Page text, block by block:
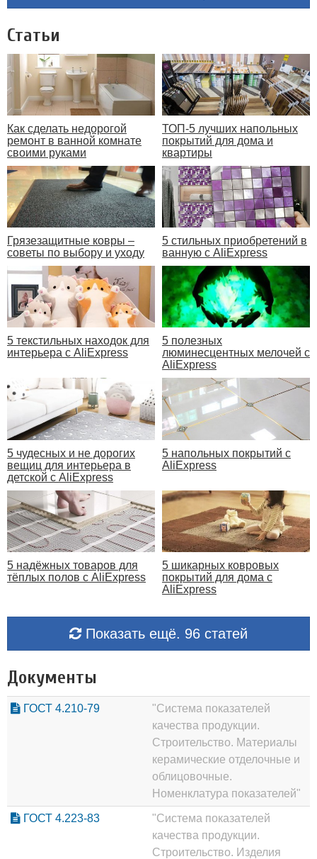
Статьи
Как сделать недорогой
ремонт в ванной комнате
своими руками
ТОП-5 лучших напольных
покрытий для дома и
квартиры
Грязезащитные ковры –
советы по выбору и уходу
5 стильных приобретений в
ванную с AliExpress
5 текстильных находок для
интерьера с AliExpress
5 полезных
люминесцентных мелочей с
AliExpress
5 чудесных и не дорогих
вещиц для интерьера в
детской с AliExpress
5 напольных покрытий с
AliExpress
5 надёжных товаров для
тёплых полов с AliExpress
5 шикарных ковровых
покрытий для дома с
AliExpress
Показать ещё. 96 статей
Документы
ГОСТ 4.210-79
"Система показателей
качества продукции.
Строительство. Материалы
керамические отделочные и
облицовочные.
Номенклатура показателей"
ГОСТ 4.223-83
"Система показателей
качества продукции.
Строительство. Изделия